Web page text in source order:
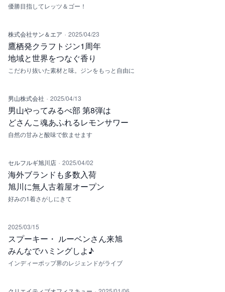
優勝目指してレッツ＆ゴー！
株式会社サン＆エア · 2025/04/23
鷹栖発クラフトジン1周年
地域と世界をつなぐ香り
こだわり抜いた素材と味。ジンをもっと自由に
男山株式会社 · 2025/04/13
男山やってみるべ部 第8弾は
どさんこ魂あふれるレモンサワー
自然の甘みと酸味で飲ませます
セルフルギ旭川店 · 2025/04/02
海外ブランドも多数入荷
旭川に無人古着屋オープン
好みの1着さがしにきて
2025/03/15
スプーキー・ ルーベンさん来旭
みんなでハミングしよ♪
インディーポップ界のレジェンドがライブ